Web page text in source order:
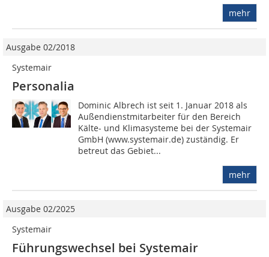
mehr
Ausgabe 02/2018
Systemair
Personalia
Dominic Albrech ist seit 1. Januar 2018 als
Außendienstmitarbeiter für den Bereich
Kälte- und Klimasysteme bei der Systemair
GmbH (www.systemair.de) zuständig. Er
betreut das Gebiet...
mehr
Ausgabe 02/2025
Systemair
Führungswechsel bei Systemair